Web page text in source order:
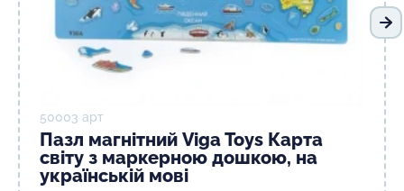
50003 арт
Пазл магнітний Viga Toys Карта
світу з маркерною дошкою, на
українській мові